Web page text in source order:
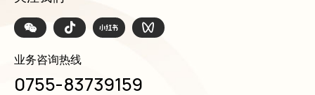
业务咨询热线
0755-83739159